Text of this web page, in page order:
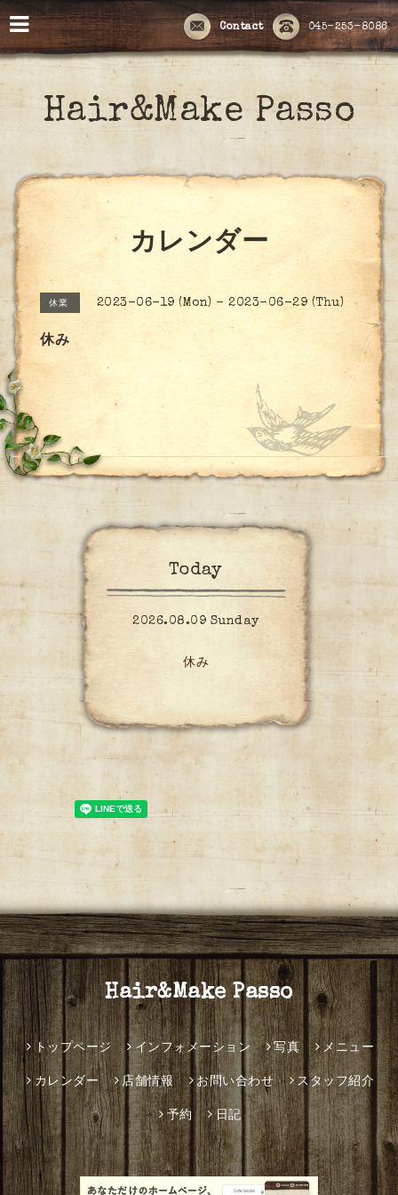
045-253-8086
Contact
Hair&Make Passo
カレンダー
休業 2023-06-19 (Mon) - 2023-06-29 (Thu)
休み
Today
2026.08.09 Sunday
休み
Hair&Make Passo
トップページ インフォメーション 写真 メニュー
カレンダー 店舗情報 お問い合わせ スタッフ紹介
予約 日記